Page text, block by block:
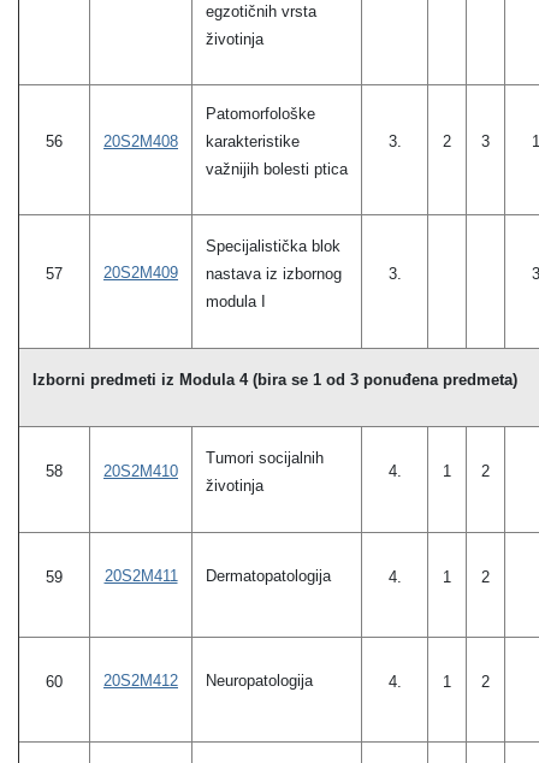
egzotičnih vrsta
životinja
56 20S2M408
Patomorfološke
karakteristike
važnijih bolesti ptica
3. 2 3 1
57 20S2M409
Specijalistička blok
nastava iz izbornog
modula I
3. 3
Izborni predmeti iz Modula 4 (bira se 1 od 3 ponuđena predmeta)
58 20S2M410
Tumori socijalnih
životinja
4. 1 2
59 20S2M411 Dermatopatologija 4. 1 2
60 20S2M412 Neuropatologija 4. 1 2